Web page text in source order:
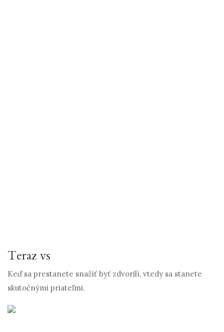
Teraz vs
Keď sa prestanete snažiť byť zdvorilí, vtedy sa stanete
skutočnými priateľmi.